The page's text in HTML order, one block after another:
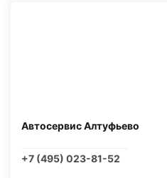
Автосервис Алтуфьево
+7 (495) 023-81-52